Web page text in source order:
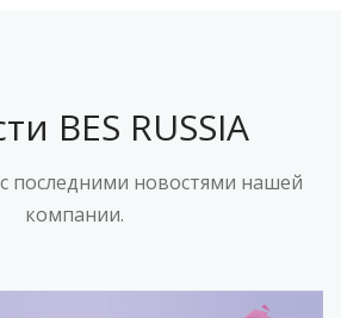
BES RUSSIA
последними новостями нашей
компании.